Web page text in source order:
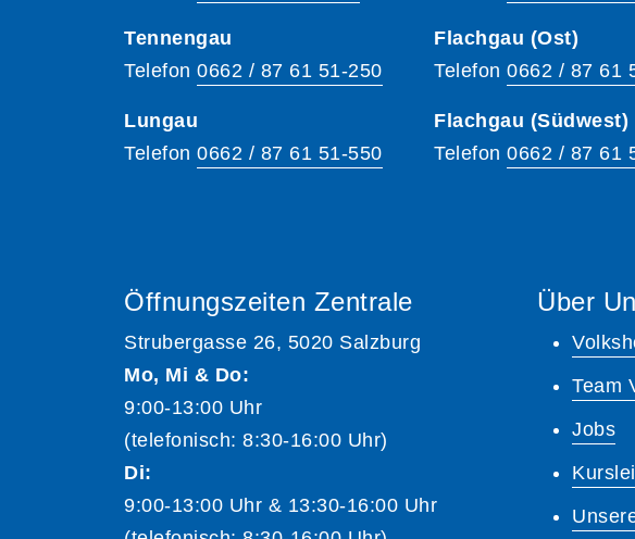
Tennengau
Telefon 0662 / 87 61 51-250
Lungau
Telefon 0662 / 87 61 51-550
Flachgau (Ost)
Telefon 0662 / 87 61
Flachgau (Südwest)
Telefon 0662 / 87 61
Öffnungszeiten Zentrale
Strubergasse 26, 5020 Salzburg
Mo, Mi & Do:
9:00-13:00 Uhr
(telefonisch: 8:30-16:00 Uhr)
Di:
9:00-13:00 Uhr & 13:30-16:00 Uhr
Über
Team
Jobs